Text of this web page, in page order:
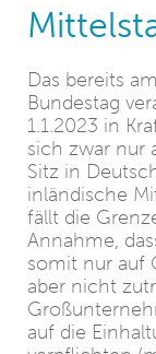
Das bereits
Bundestag
1.1.2023 in
sich zwar nur
Sitz in
inländische
fällt die
Annahme,
somit nur auf
aber nicht
auf die